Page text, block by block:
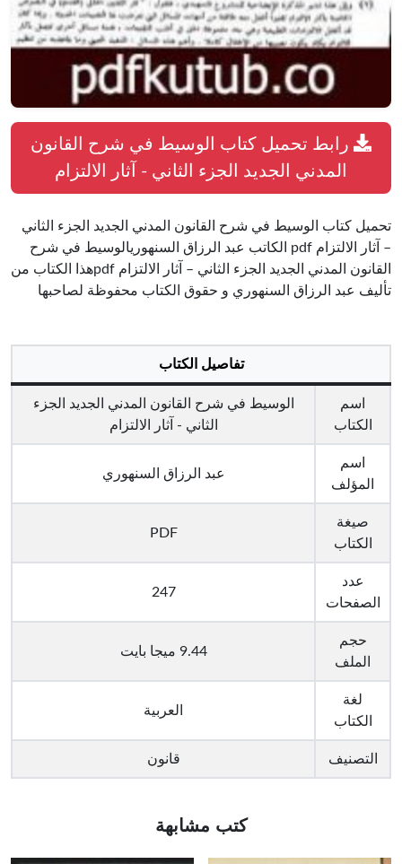
رابط تحميل كتاب الوسيط في شرح القانون
المدني الجديد الجزء الثاني - آثار الالتزام
تحميل كتاب الوسيط في شرح القانون المدني الجديد الجزء الثاني
– آثار الالتزام pdf الكاتب عبد الرزاق السنهوريالوسيط في شرح
القانون المدني الجديد الجزء الثاني – آثار الالتزام pdfهذا الكتاب من
تأليف عبد الرزاق السنهوري و حقوق الكتاب محفوظة لصاحبها
تفاصيل الكتاب
اسم
الكتاب
الوسيط في شرح القانون المدني الجديد الجزء
الثاني - آثار الالتزام
اسم
المؤلف
عبد الرزاق السنهوري
صيغة
الكتاب
PDF
عدد
الصفحات
247
حجم
الملف
9.44 ميجا بايت
لغة
الكتاب
العربية
التصنيف قانون
كتب مشابهة